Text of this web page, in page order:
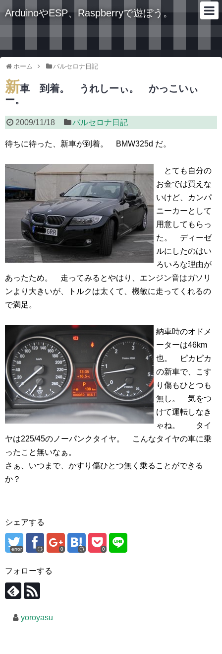
ArduinoやESP、Raspberryで遊ぼう。
ホーム バルセロナ日記
新車 到着。 うれしーぃ。 かっこいぃ
ー。
2009/11/18 バルセロナ日記
待ちに待った、新車が到着。 BMW325d だ。
とても自分の
お金では買えな
いけど、カンパ
ニーカーとして
用意してもらっ
た。 ディーゼ
ルにしたのはい
ろいろな理由が
あったため。 走ってみるとやはり、エンジン音はガソリ
ンより大きいが、トルクは太くて、機敏に走ってくれるの
で満足。
納車時のオドメ
ーターは46km
也。 ピカピカ
の新車で、こす
り傷もひとつも
無し。 気をつ
けて運転しなき
ゃね。 タイ
ヤは225/45のノーパンクタイヤ。 こんなタイヤの車に乗
ったこと無いなぁ。
さぁ、いつまで、かすり傷ひとつ無く乗ることができる
か？
シェアする
error 0 0
フォローする
yoroyasu